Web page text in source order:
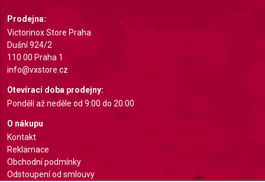
Prodejna:
Victorinox Store Praha
Dušní 924/2
110 00 Praha 1
info@vxstore.cz
Otevírací doba prodejny:
Pondělí až neděle od 9:00 do 20:00
O nákupu
Kontakt
Reklamace
Obchodní podmínky
Odstoupení od smlouvy